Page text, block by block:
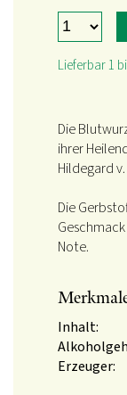
Lieferbar 1
Die
ihrer
Hildegard
Die
Note.
Inhalt:
Erzeuger: